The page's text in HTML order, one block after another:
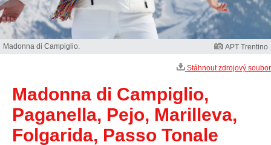
Madonna di Campiglio. APT Trentino
Stáhnout zdrojový soubor
Madonna di Campiglio,
Paganella, Pejo, Marilleva,
Folgarida, Passo Tonale